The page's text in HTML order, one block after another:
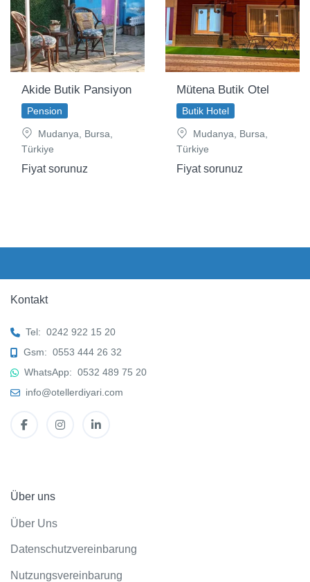
Akide Butik Pansiyon
Pension
Mudanya, Bursa,
Türkiye
Fiyat sorunuz
Mütena Butik Otel
Butik Hotel
Mudanya, Bursa,
Türkiye
Fiyat sorunuz
Kontakt
Tel: 0242 922 15 20
Gsm: 0553 444 26 32
WhatsApp: 0532 489 75 20
info@otellerdiyari.com
Über uns
Über Uns
Datenschutzvereinbarung
Nutzungsvereinbarung